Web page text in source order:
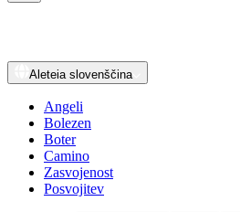
Aleteia slovenščina
Angeli
Bolezen
Boter
Camino
Zasvojenost
Posvojitev